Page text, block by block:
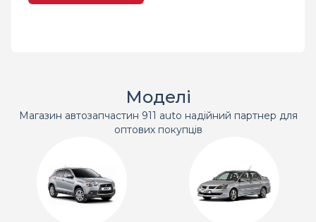
Моделі
Магазин автозапчастин 911 auto надійний партнер для
оптових покупців